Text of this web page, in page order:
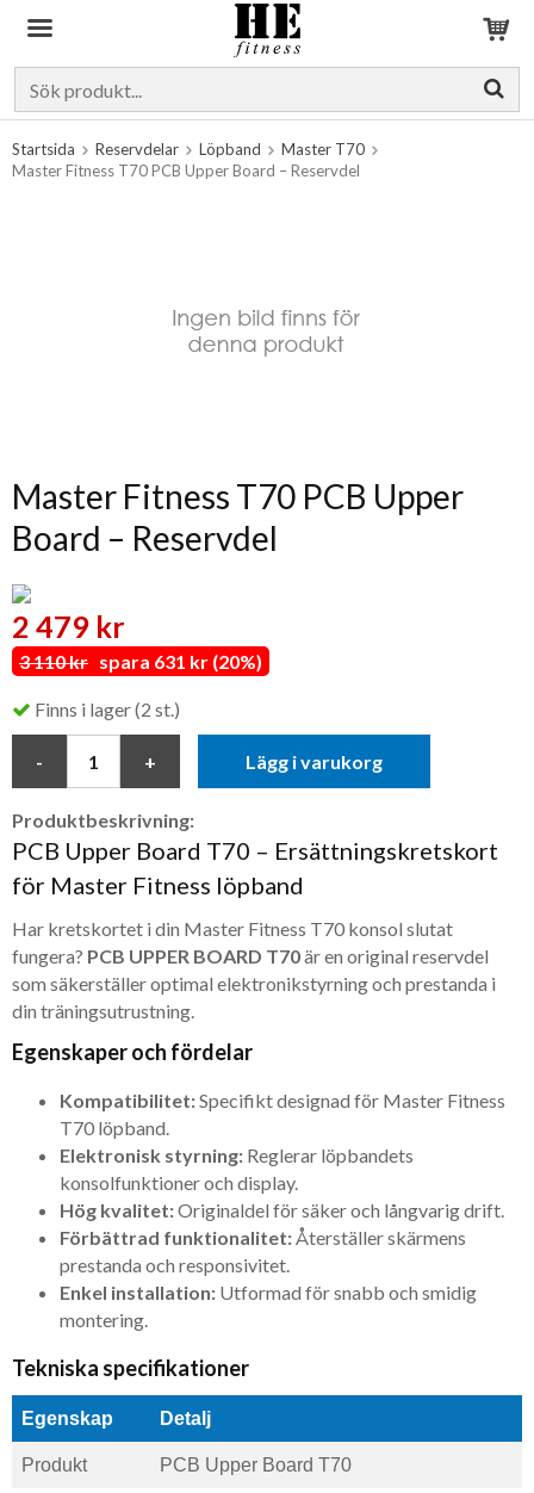
Startsida Reservdelar Löpband
Master T70
Master Fitness T70 PCB Upper Board – Reservdel
Master Fitness T70 PCB Upper
Board – Reservdel
2 479 kr
3 110 kr spara 631 kr (20%)
Finns i lager (2 st.)
Lägg i varukorg
Produktbeskrivning:
PCB Upper Board T70 – Ersättningskretskort
för Master Fitness löpband
Har kretskortet i din Master Fitness T70 konsol slutat
fungera? PCB UPPER BOARD T70är en original reservdel
som säkerställer optimal elektronikstyrning och prestanda i
din träningsutrustning.
Egenskaper och fördelar
Kompatibilitet:Specifikt designad för Master Fitness
T70 löpband.
Elektronisk styrning: Reglerar löpbandets
konsolfunktioner och display.
Hög kvalitet:Originaldel för säker och långvarig drift.
Förbättrad funktionalitet:Återställer skärmens
prestanda och responsivitet.
Enkel installation: Utformad för snabb och smidig
montering.
Tekniska specifikationer
Egenskap Detalj
Produkt PCB Upper Board T70